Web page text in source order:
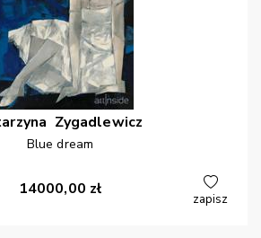
Zygadlewicz
Blue dream
14000,00 zł
zapisz